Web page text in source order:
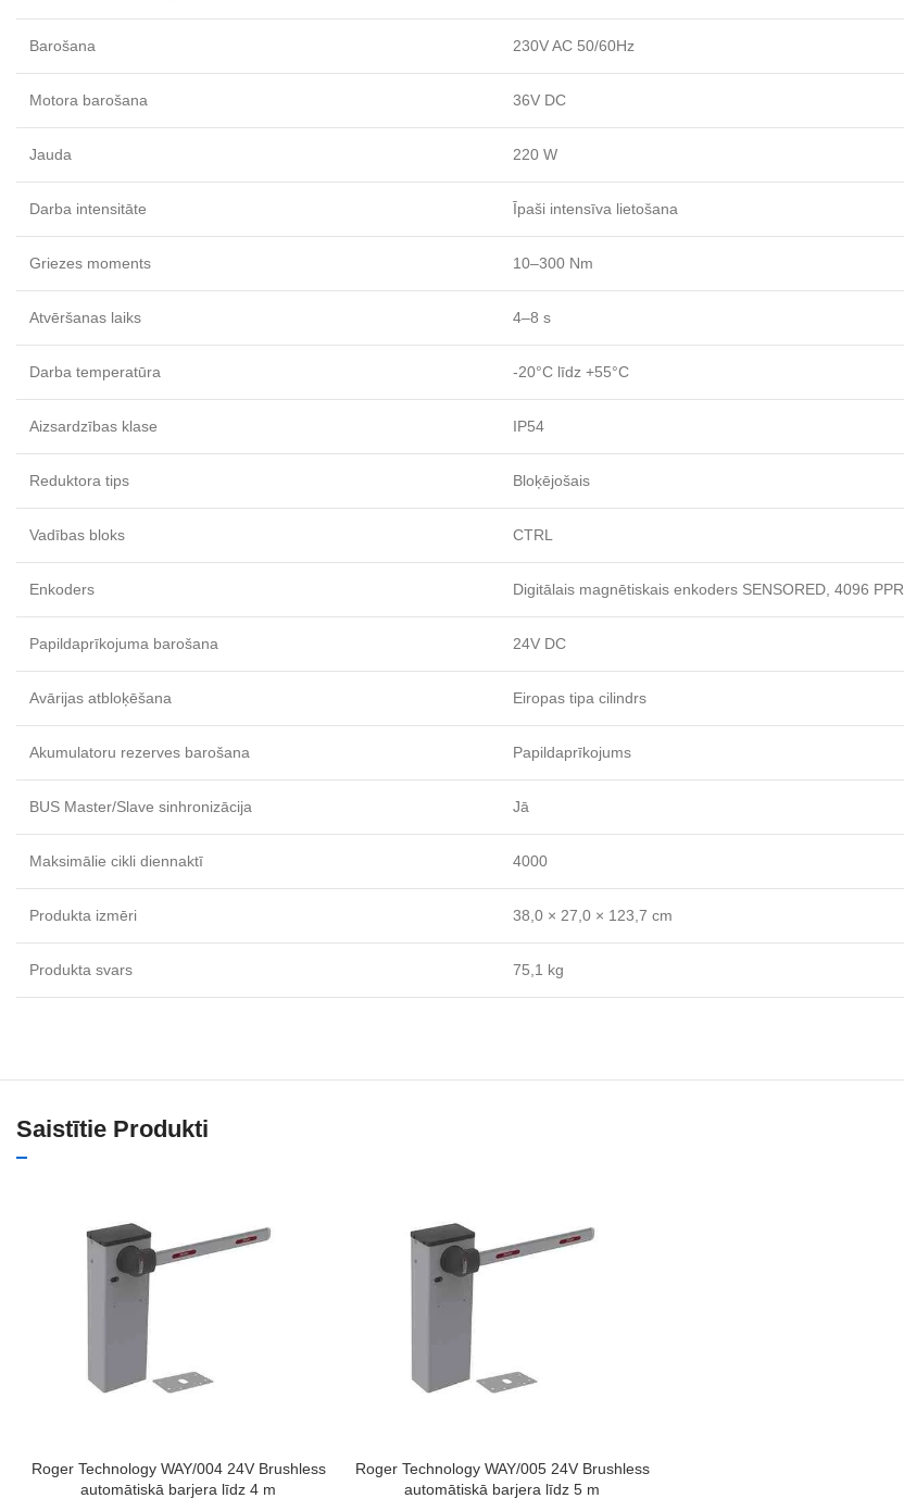
Barošana 230V AC 50/60Hz
Motora barošana 36V DC
Jauda 220 W
Darba intensitāte Īpaši intensīva lietošana
Griezes moments 10–300 Nm
Atvēršanas laiks 4–8 s
Darba temperatūra -20°C līdz +55°C
Aizsardzības klase IP54
Reduktora tips Bloķējošais
Vadības bloks CTRL
Enkoders Digitālais magnētiskais enkoders SENSORED, 4096 PPR
Papildaprīkojuma barošana 24V DC
Avārijas atbloķēšana Eiropas tipa cilindrs
Akumulatoru rezerves barošana Papildaprīkojums
BUS Master/Slave sinhronizācija Jā
Maksimālie cikli diennaktī 4000
Produkta izmēri 38,0 × 27,0 × 123,7 cm
Produkta svars 75,1 kg
Saistītie Produkti
PIEVIENOT GROZAM
Roger Technology WAY/004 24V Brushless
automātiskā barjera līdz 4 m
PIEVIENOT GROZAM
Roger Technology WAY/005 24V Brushless
automātiskā barjera līdz 5 m